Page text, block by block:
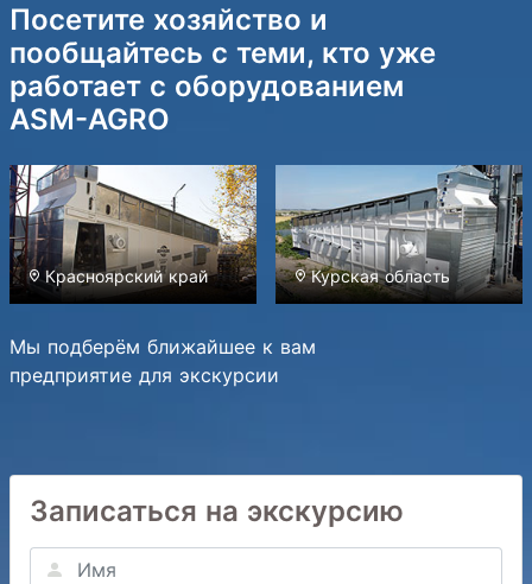
Посетите хозяйство и
пообщайтесь с теми, кто уже
работает с оборудованием
ASM-AGRO
Красноярский край Курская область
Мы подберём ближайшее к вам
предприятие для экскурсии
Записаться на экскурсию